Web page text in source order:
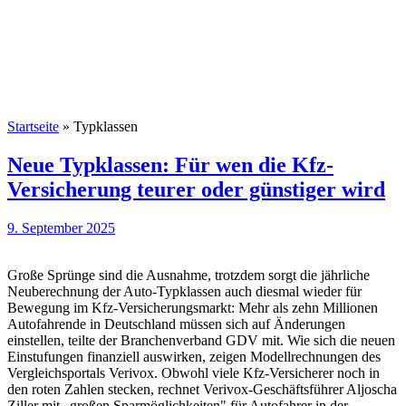
Startseite » Typklassen
Neue Typklassen: Für wen die Kfz-
Versicherung teurer oder günstiger wird
9. September 2025
Große Sprünge sind die Ausnahme, trotzdem sorgt die jährliche
Neuberechnung der Auto-Typklassen auch diesmal wieder für
Bewegung im Kfz-Versicherungsmarkt: Mehr als zehn Millionen
Autofahrende in Deutschland müssen sich auf Änderungen
einstellen, teilte der Branchenverband GDV mit. Wie sich die neuen
Einstufungen finanziell auswirken, zeigen Modellrechnungen des
Vergleichsportals Verivox. Obwohl viele Kfz-Versicherer noch in
den roten Zahlen stecken, rechnet Verivox-Geschäftsführer Aljoscha